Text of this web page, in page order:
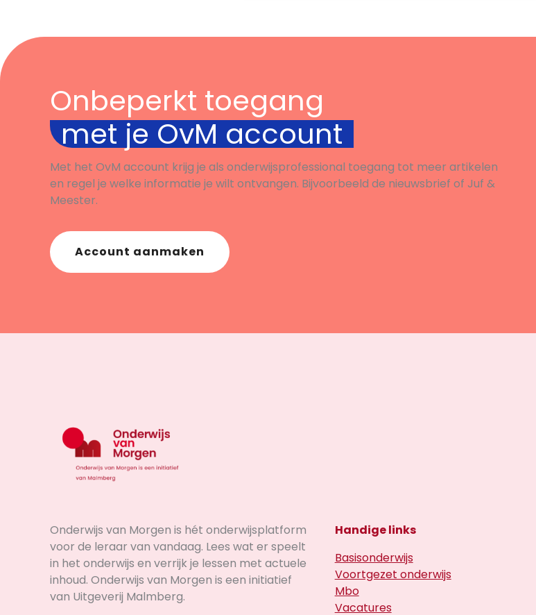
Onbeperkt toegang
met je OvM account
Met het OvM account krijg je als onderwijsprofessional toegang tot meer artikelen
en regel je welke informatie je wilt ontvangen. Bijvoorbeeld de nieuwsbrief of Juf &
Meester.
Account aanmaken
Onderwijs van Morgen is hét onderwijsplatform
voor de leraar van vandaag. Lees wat er speelt
in het onderwijs en verrijk je lessen met actuele
inhoud. Onderwijs van Morgen is een initiatief
van Uitgeverij Malmberg.
Handige links
Basisonderwijs
Voortgezet onderwijs
Mbo
Vacatures